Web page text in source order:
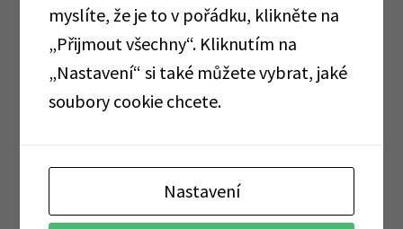
Osvěžovače
Papírové role a ručníky
Papírové ubrousky
myslíte, že je to v pořádku, klikněte na
„Přijmout všechny“. Kliknutím na
„Nastavení“ si také můžete vybrat, jaké
soubory cookie chcete.
Nastavení